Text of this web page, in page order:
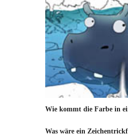
Wie kommt die Farbe in
Was wäre ein